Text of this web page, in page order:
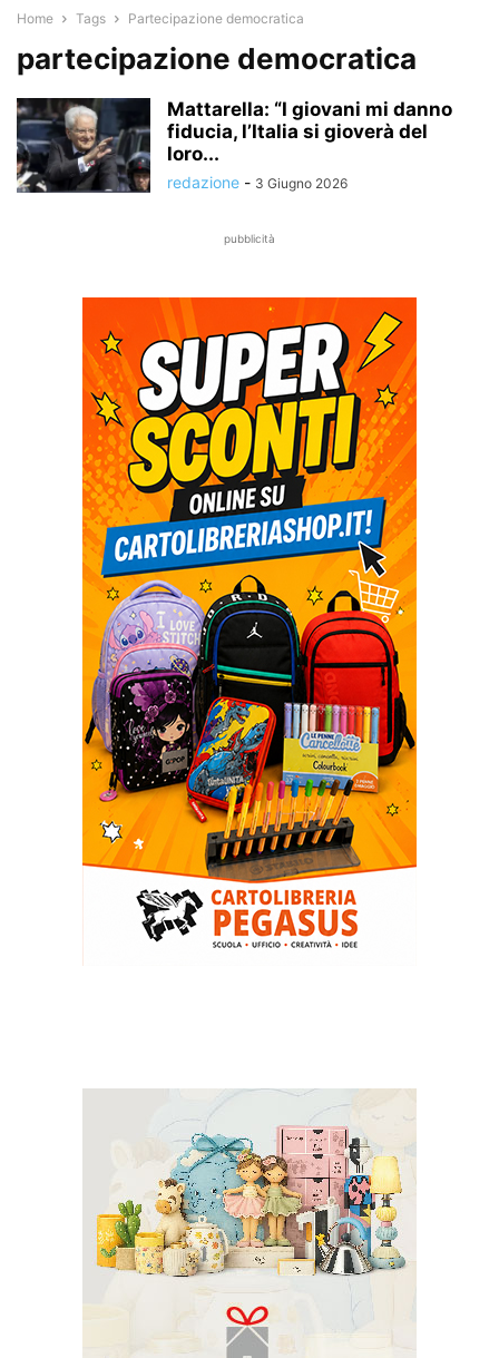
Home Tags Partecipazione democratica
partecipazione democratica
Mattarella: “I giovani mi danno
fiducia, l’Italia si gioverà del
loro...
redazione - 3 Giugno 2026
pubblicità